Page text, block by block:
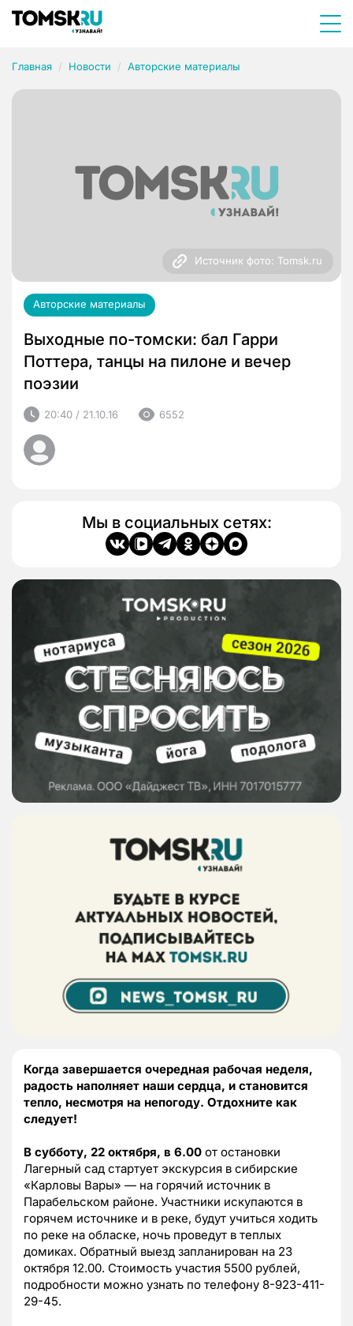
Главная Новости Авторские материалы
Источник фото: Tomsk.ru
Авторские материалы
Выходные по-томски: бал Гарри
Поттера, танцы на пилоне и вечер
поэзии
20:40 / 21.10.16 6552
Мы в социальных сетях:
Когда завершается очередная рабочая неделя,
радость наполняет наши сердца, и становится
тепло, несмотря на непогоду. Отдохните как
следует!
В субботу, 22 октября, в 6.00 от остановки
Лагерный сад стартует экскурсия в сибирские
«Карловы Вары» — на горячий источник в
Парабельском районе. Участники искупаются в
горячем источнике и в реке, будут учиться ходить
по реке на обласке, ночь проведут в теплых
домиках. Обратный выезд запланирован на 23
октября 12.00. Стоимость участия 5500 рублей,
подробности можно узнать по телефону 8-923-411-
29-45.